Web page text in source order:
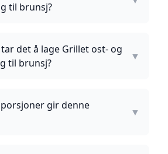
til brunsj?
det å lage Grillet ost- og
til brunsj?
▼
gir denne
▼